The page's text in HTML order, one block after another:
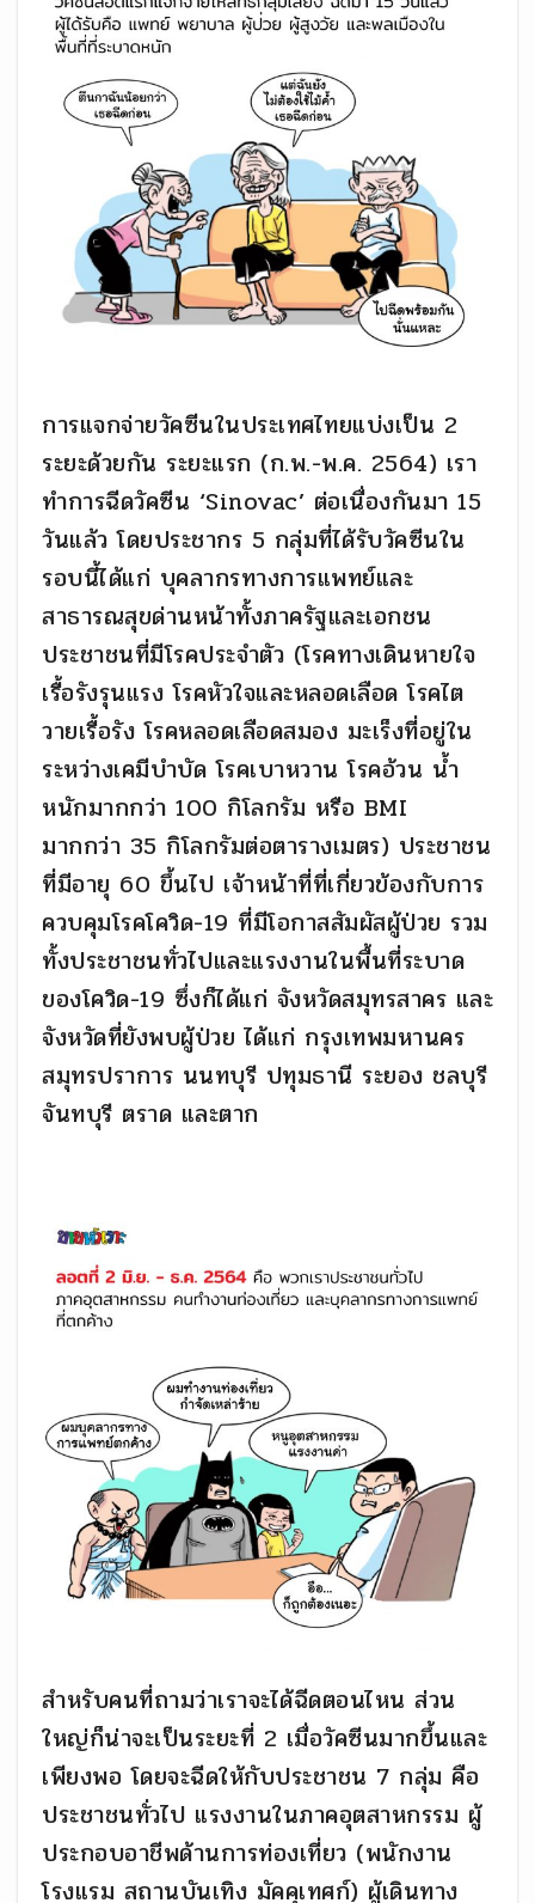
การแจกจ่ายวัคซีนในประเทศไทยแบ่งเป็น 2
ระยะด้วยกัน ระยะแรก (ก.พ.-พ.ค. 2564) เรา
ทำการฉีดวัคซีน ‘Sinovac’ ต่อเนื่องกันมา 15
วันแล้ว โดยประชากร 5 กลุ่มที่ได้รับวัคซีนใน
รอบนี้ได้แก่ บุคลากรทางการแพทย์และ
สาธารณสุขด่านหน้าทั้งภาครัฐและเอกชน
ประชาชนที่มีโรคประจำตัว (โรคทางเดินหายใจ
เรื้อรังรุนแรง โรคหัวใจและหลอดเลือด โรคไต
วายเรื้อรัง โรคหลอดเลือดสมอง มะเร็งที่อยู่ใน
ระหว่างเคมีบำบัด โรคเบาหวาน โรคอ้วน น้ำ
หนักมากกว่า 100 กิโลกรัม หรือ BMI
มากกว่า 35 กิโลกรัมต่อตารางเมตร) ประชาชน
ที่มีอายุ 60 ขึ้นไป เจ้าหน้าที่ที่เกี่ยวข้องกับการ
ควบคุมโรคโควิด-19 ที่มีโอกาสสัมผัสผู้ป่วย รวม
ทั้งประชาชนทั่วไปและแรงงานในพื้นที่ระบาด
ของโควิด-19 ซึ่งก็ได้แก่ จังหวัดสมุทรสาคร และ
จังหวัดที่ยังพบผู้ป่วย ได้แก่ กรุงเทพมหานคร
สมุทรปราการ นนทบุรี ปทุมธานี ระยอง ชลบุรี
จันทบุรี ตราด และตาก
สำหรับคนที่ถามว่าเราจะได้ฉีดตอนไหน ส่วน
ใหญ่ก็น่าจะเป็นระยะที่ 2 เมื่อวัคซีนมากขึ้นและ
เพียงพอ โดยจะฉีดให้กับประชาชน 7 กลุ่ม คือ
ประชาชนทั่วไป แรงงานในภาคอุตสาหกรรม ผู้
ประกอบอาชีพด้านการท่องเที่ยว (พนักงาน
โรงแรม สถานบันเทิง มัคคุเทศก์) ผู้เดินทาง